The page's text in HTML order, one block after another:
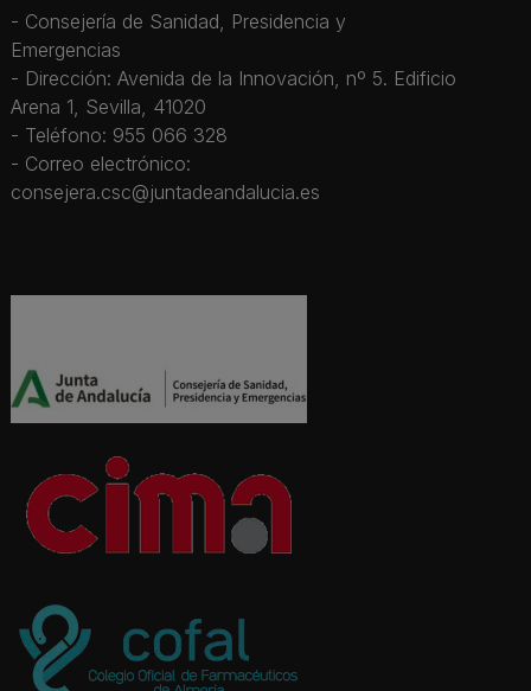
- Consejería de Sanidad, Presidencia y
Emergencias
- Dirección: Avenida de la Innovación, nº 5. Edificio
Arena 1, Sevilla, 41020
- Teléfono: 955 066 328
- Correo electrónico:
consejera.csc@juntadeandalucia.es